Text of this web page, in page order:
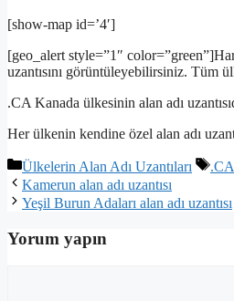
[show-map id=’4′]
[geo_alert style=”1″
uzantısını görüntüleyebilirsiniz. Tüm
.CA Kanada ülkesinin alan adı
Her ülkenin kendine özel alan adı
Kategoriler
Ülkelerin Alan Adı Uzantıları
Kamerun alan adı uzantısı
Yeşil Burun Adaları alan adı uzantısı
Yorum yapın